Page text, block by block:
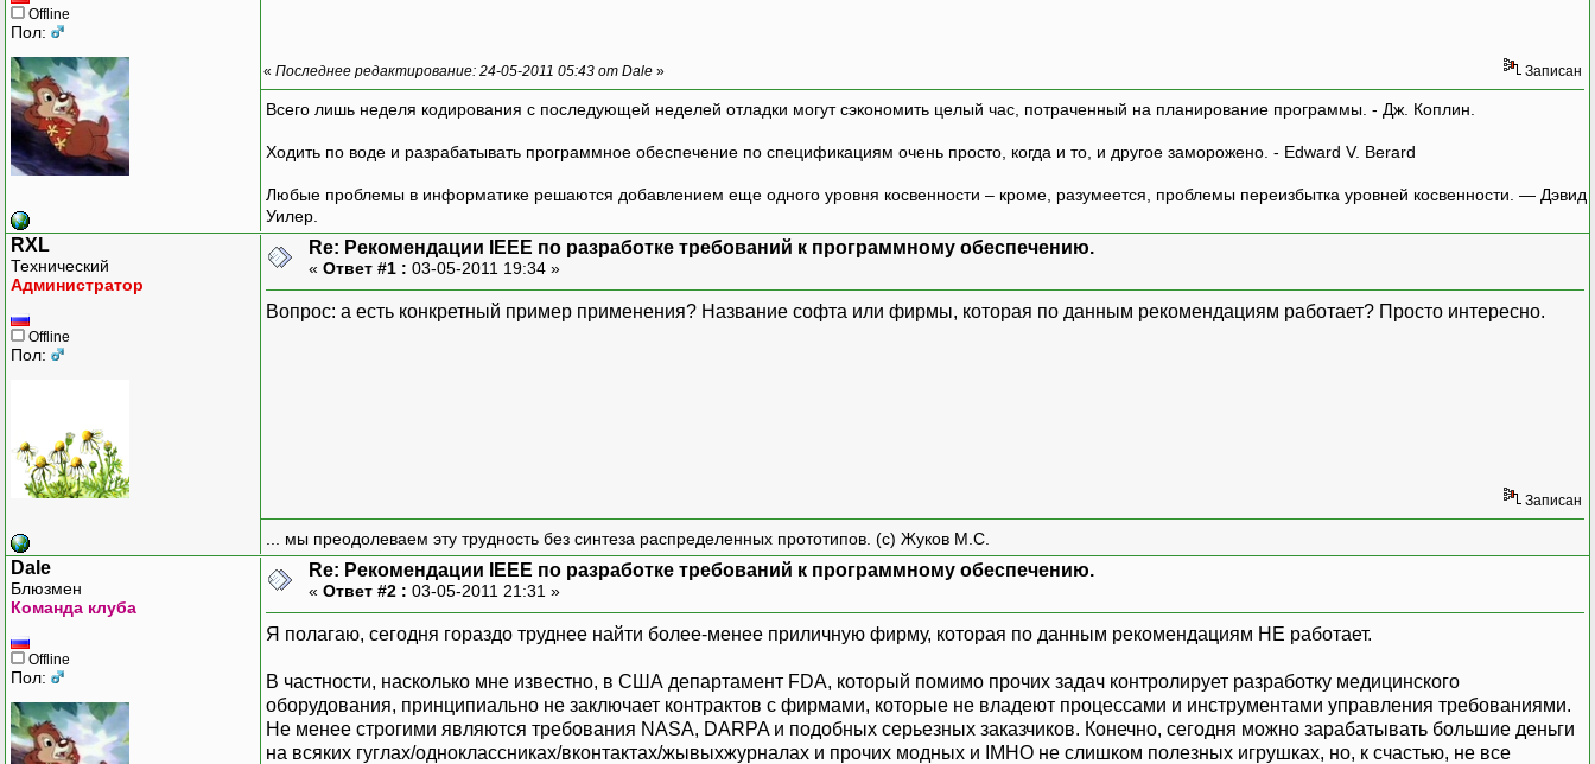
Offline
Пол:
« Последнее редактирование: 24-05-2011 05:43 от Dale » Записан
Всего лишь неделя кодирования с последующей неделей отладки могут сэкономить целый час, потраченный на планирование программы. - Дж. Коплин.
Ходить по воде и разрабатывать программное обеспечение по спецификациям очень просто, когда и то, и другое заморожено. - Edward V. Berard
Любые проблемы в информатике решаются добавлением еще одного уровня косвенности – кроме, разумеется, проблемы переизбытка уровней косвенности. — Дэвид
Уилер.
RXL
Технический
Администратор
Offline
Пол:
Re: Рекомендации IEEE по разработке требований к программному обеспечению.
« Ответ #1 : 03-05-2011 19:34 »
Вопрос: а есть конкретный пример применения? Название софта или фирмы, которая по данным рекомендациям работает? Просто интересно.
Записан
... мы преодолеваем эту трудность без синтеза распределенных прототипов. (с) Жуков М.С.
Dale
Блюзмен
Команда клуба
Offline
Пол:
Re: Рекомендации IEEE по разработке требований к программному обеспечению.
« Ответ #2 : 03-05-2011 21:31 »
Я полагаю, сегодня гораздо труднее найти более-менее приличную фирму, которая по данным рекомендациям НЕ работает.
В частности, насколько мне известно, в США департамент FDA, который помимо прочих задач контролирует разработку медицинского
оборудования, принципиально не заключает контрактов с фирмами, которые не владеют процессами и инструментами управления требованиями.
Не менее строгими являются требования NASA, DARPA и подобных серьезных заказчиков. Конечно, сегодня можно зарабатывать большие деньги
на всяких гуглах/одноклассниках/вконтактах/жывыхжурналах и прочих модных и IMHO не слишком полезных игрушках, но, к счастью, не все